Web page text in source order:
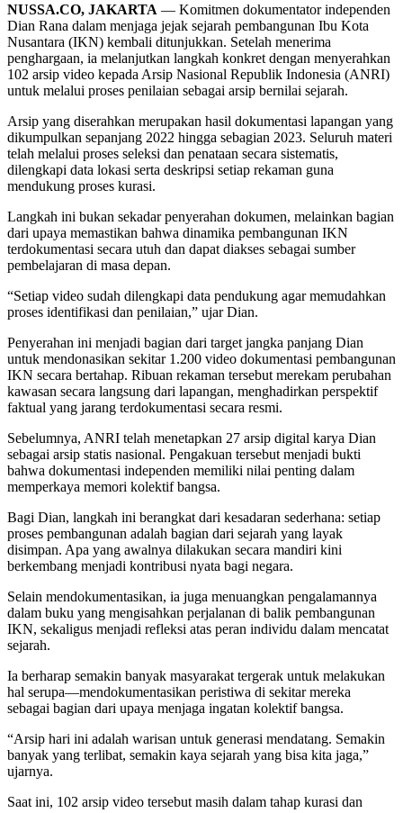
NUSSA.CO, JAKARTA — Komitmen dokumentator independen
Dian Rana dalam menjaga jejak sejarah pembangunan Ibu Kota
Nusantara (IKN) kembali ditunjukkan. Setelah menerima
penghargaan, ia melanjutkan langkah konkret dengan menyerahkan
102 arsip video kepada Arsip Nasional Republik Indonesia (ANRI)
untuk melalui proses penilaian sebagai arsip bernilai sejarah.
Arsip yang diserahkan merupakan hasil dokumentasi lapangan yang
dikumpulkan sepanjang 2022 hingga sebagian 2023. Seluruh materi
telah melalui proses seleksi dan penataan secara sistematis,
dilengkapi data lokasi serta deskripsi setiap rekaman guna
mendukung proses kurasi.
Langkah ini bukan sekadar penyerahan dokumen, melainkan bagian
dari upaya memastikan bahwa dinamika pembangunan IKN
terdokumentasi secara utuh dan dapat diakses sebagai sumber
pembelajaran di masa depan.
“Setiap video sudah dilengkapi data pendukung agar memudahkan
proses identifikasi dan penilaian,” ujar Dian.
Penyerahan ini menjadi bagian dari target jangka panjang Dian
untuk mendonasikan sekitar 1.200 video dokumentasi pembangunan
IKN secara bertahap. Ribuan rekaman tersebut merekam perubahan
kawasan secara langsung dari lapangan, menghadirkan perspektif
faktual yang jarang terdokumentasi secara resmi.
Sebelumnya, ANRI telah menetapkan 27 arsip digital karya Dian
sebagai arsip statis nasional. Pengakuan tersebut menjadi bukti
bahwa dokumentasi independen memiliki nilai penting dalam
memperkaya memori kolektif bangsa.
Bagi Dian, langkah ini berangkat dari kesadaran sederhana: setiap
proses pembangunan adalah bagian dari sejarah yang layak
disimpan. Apa yang awalnya dilakukan secara mandiri kini
berkembang menjadi kontribusi nyata bagi negara.
Selain mendokumentasikan, ia juga menuangkan pengalamannya
dalam buku yang mengisahkan perjalanan di balik pembangunan
IKN, sekaligus menjadi refleksi atas peran individu dalam mencatat
sejarah.
Ia berharap semakin banyak masyarakat tergerak untuk melakukan
hal serupa—mendokumentasikan peristiwa di sekitar mereka
sebagai bagian dari upaya menjaga ingatan kolektif bangsa.
“Arsip hari ini adalah warisan untuk generasi mendatang. Semakin
banyak yang terlibat, semakin kaya sejarah yang bisa kita jaga,”
ujarnya.
Saat ini, 102 arsip video tersebut masih dalam tahap kurasi dan